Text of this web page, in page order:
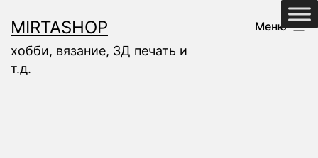
содержимому
MIRTASHOP
хобби, вязание, 3Д печать и
т.д.
Меню